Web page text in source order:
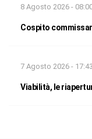
8 Agosto 2026 -
Cospito
7 Agosto 2026 - 17:43
Viabilità, le